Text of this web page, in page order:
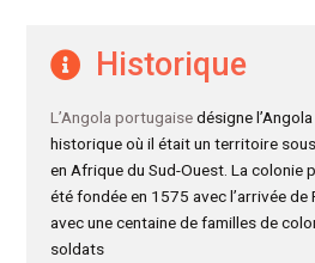
Historique
L’Angola portugaisedésigne
historique où il était un territoire
en Afrique du Sud-Ouest. La colonie
été fondée en 1575 avec l’arrivée de
avec une centaine de familles de
soldats